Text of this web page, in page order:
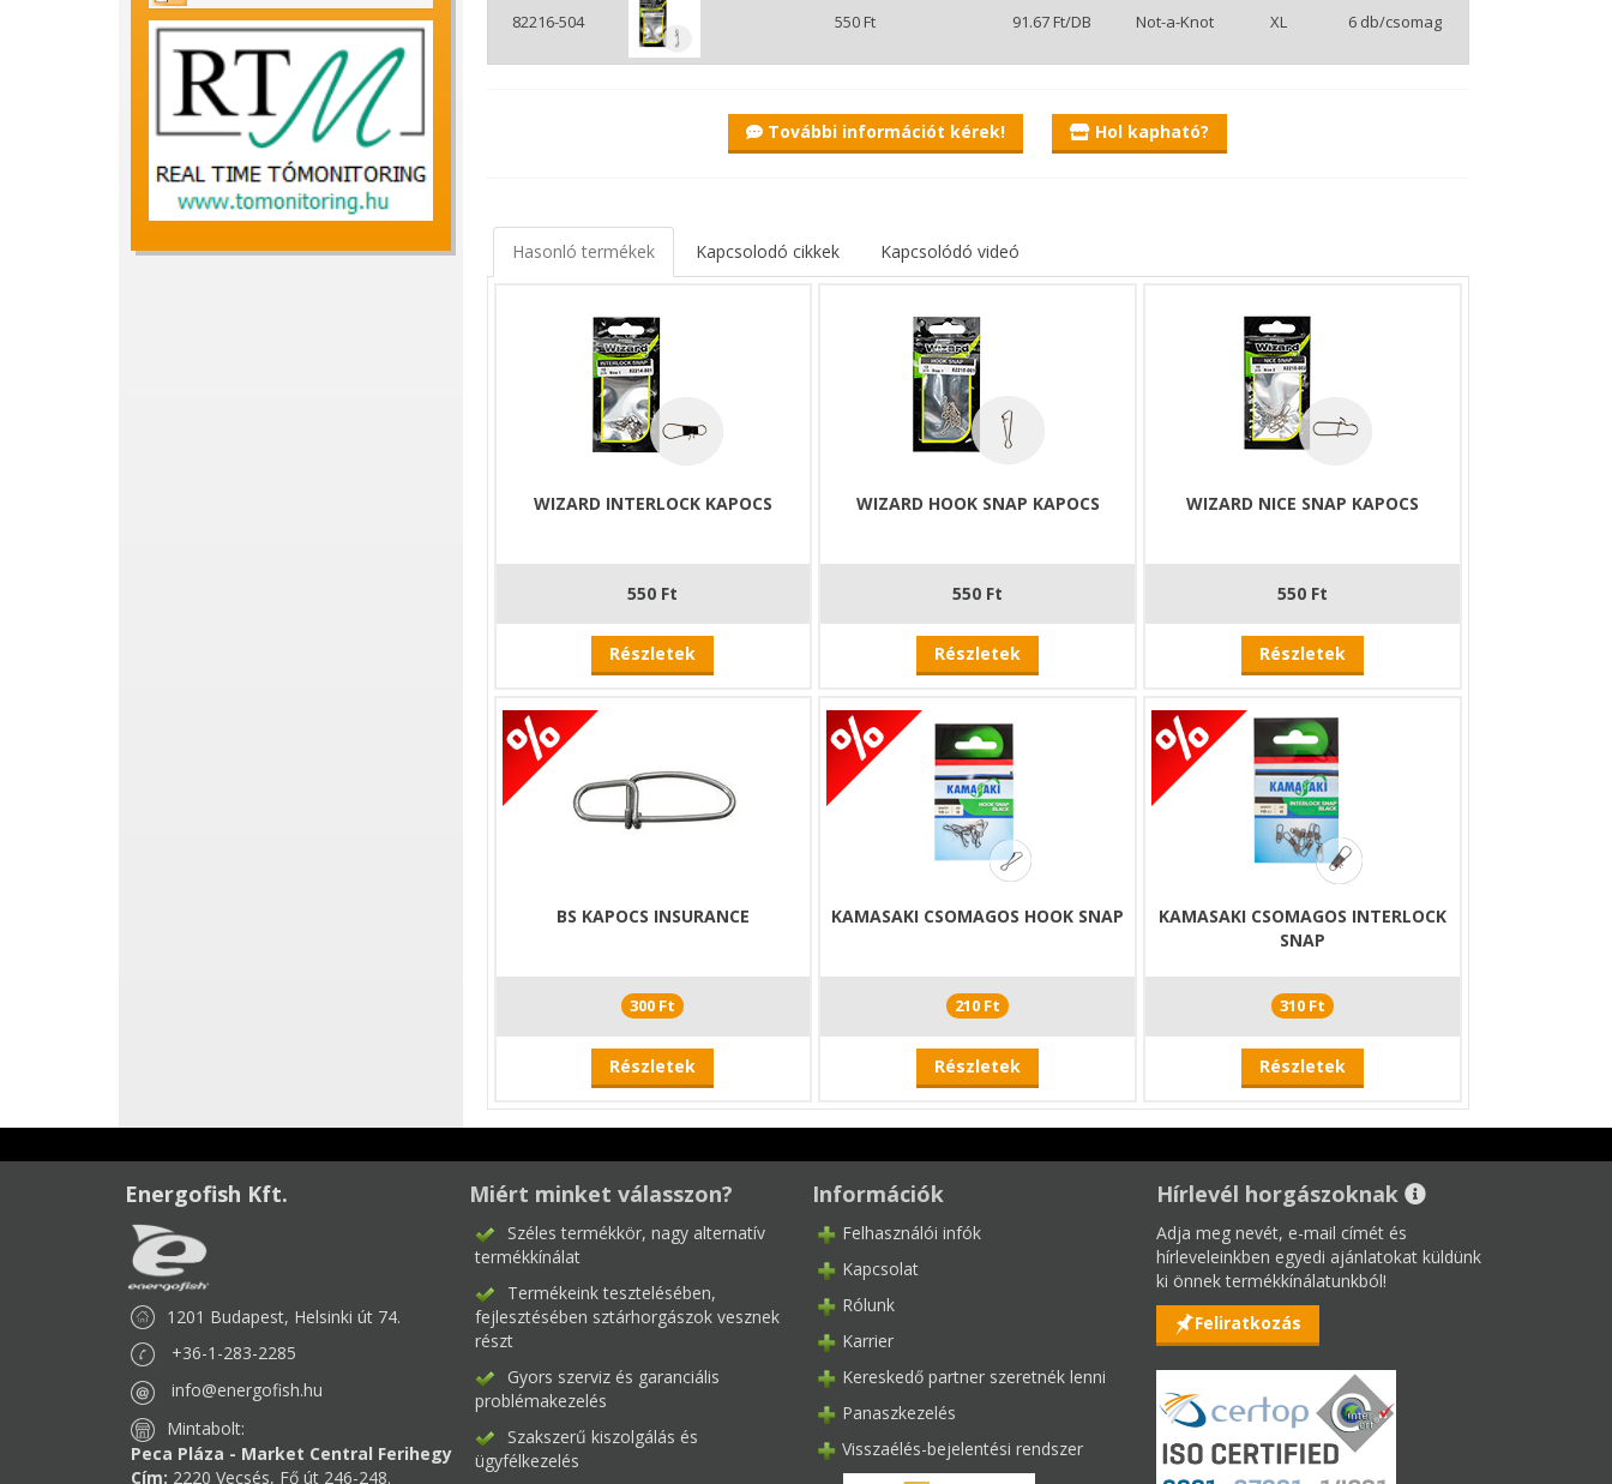
Wizard Not-a-Knot kapocs
A klasszikus csomómentes kötés nélkülözhetetlen eszköze ez a rendkívül erős acéldrótból készült kapocs.
Nemcsak hogy a csomóval nem gyengítjük ezáltal a készségünket, de még a műcsalik cseréjét is pillanatok alatt
elvégezhetjük némi rutin megszerzése után.
82216-504 550 Ft 91.67 Ft/DB Not-a-Knot XL 6 db/csomag
További információt kérek! Hol kapható?
Hasonló termékek Kapcsolodó cikkek Kapcsolódó videó
WIZARD INTERLOCK KAPOCS
550 Ft
Részletek
WIZARD HOOK SNAP KAPOCS
550 Ft
Részletek
WIZARD NICE SNAP KAPOCS
550 Ft
Részletek
BS KAPOCS INSURANCE
300 Ft
Részletek
KAMASAKI CSOMAGOS HOOK SNAP
210 Ft
Részletek
KAMASAKI CSOMAGOS INTERLOCK
SNAP
310 Ft
Részletek
Energofish Kft.
1201 Budapest, Helsinki út 74.
+36-1-283-2285
info@energofish.hu
Mintabolt:
Peca Pláza - Market Central Ferihegy
Cím: 2220 Vecsés, Fő út 246-248.
Miért minket válasszon?
Széles termékkör, nagy alternatív
termékkínálat
Termékeink tesztelésében,
fejlesztésében sztárhorgászok vesznek
részt
Gyors szerviz és garanciális
problémakezelés
Szakszerű kiszolgálás és
ügyfélkezelés
Információk
Felhasználói infók
Kapcsolat
Rólunk
Karrier
Kereskedő partner szeretnék lenni
Panaszkezelés
Visszaélés-bejelentési rendszer
Hírlevél horgászoknak
Adja meg nevét, e-mail címét és
hírleveleinkben egyedi ajánlatokat küldünk
ki önnek termékkínálatunkból!
Feliratkozás